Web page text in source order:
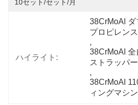
10セット/セット/月
ハイライト:
38CrMoAl ダ
プロピレン
,
38CrMoAl
ストラッパー
,
38CrMoAl
ィングマシン